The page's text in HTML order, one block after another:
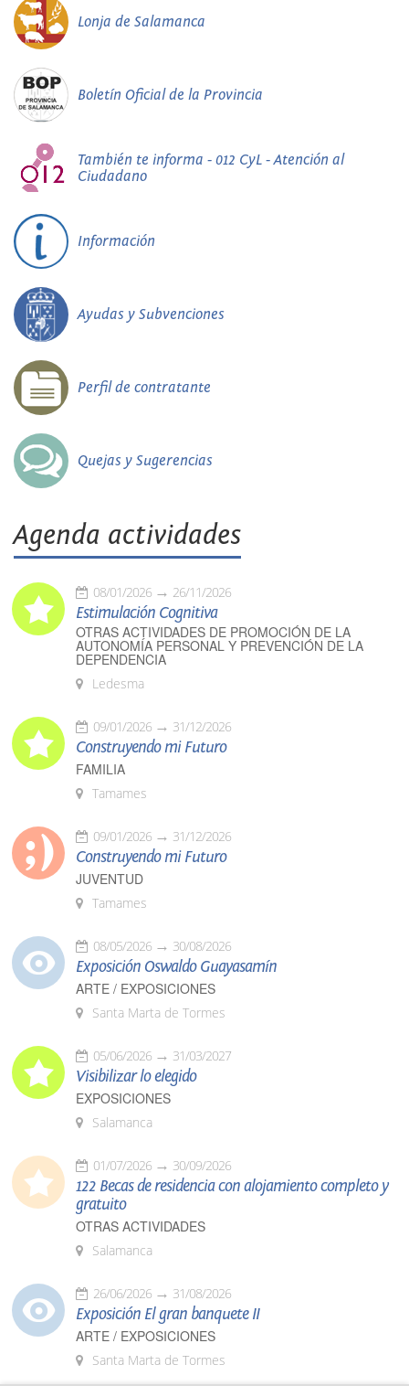
Lonja de Salamanca
Boletín Oficial de la Provincia
También te informa - 012 CyL - Atención al
Ciudadano
Información
Ayudas y Subvenciones
Perfil de contratante
Quejas y Sugerencias
Agenda actividades
08/01/2026 26/11/2026
Estimulación Cognitiva
OTRAS ACTIVIDADES DE PROMOCIÓN DE LA
AUTONOMÍA PERSONAL Y PREVENCIÓN DE LA
DEPENDENCIA
Ledesma
09/01/2026 31/12/2026
Construyendo mi Futuro
FAMILIA
Tamames
09/01/2026 31/12/2026
Construyendo mi Futuro
JUVENTUD
Tamames
08/05/2026 30/08/2026
Exposición Oswaldo Guayasamín
ARTE / EXPOSICIONES
Santa Marta de Tormes
05/06/2026 31/03/2027
Visibilizar lo elegido
EXPOSICIONES
Salamanca
01/07/2026 30/09/2026
122 Becas de residencia con alojamiento completo y
gratuito
OTRAS ACTIVIDADES
Salamanca
26/06/2026 31/08/2026
Exposición El gran banquete II
ARTE / EXPOSICIONES
Santa Marta de Tormes